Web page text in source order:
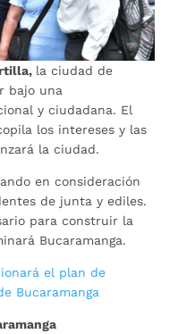
la ciudad de
bajo una
y ciudadana. El
los intereses y las
la ciudad.
en consideración
de junta y ediles.
para construir la
Bucaramanga.
el plan de
Bucaramanga